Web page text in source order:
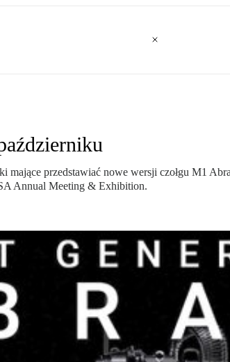
przedstawiać nowe wersji czołgu M1
Annual Meeting & Exhibition.